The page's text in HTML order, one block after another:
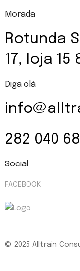
Morada
Rotunda
17, loja 15
Diga olá
282 040
Social
FACEBOOK
© 2025 Alltrain